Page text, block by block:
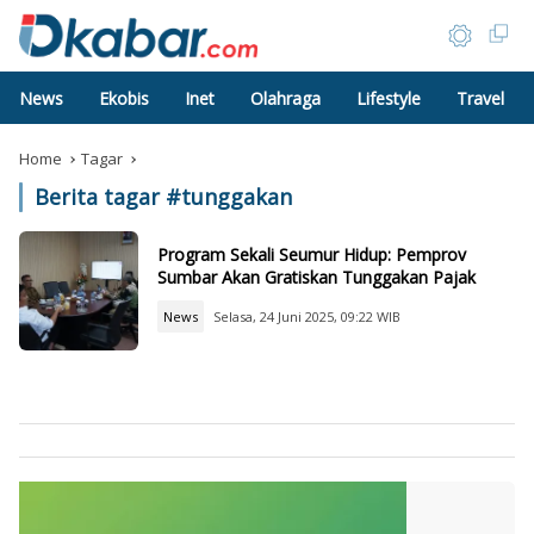
News Ekobis Inet Olahraga Lifestyle Travel
Home Tagar
Berita tagar #tunggakan
Program Sekali Seumur Hidup: Pemprov
Sumbar Akan Gratiskan Tunggakan Pajak
News Selasa, 24 Juni 2025, 09:22 WIB